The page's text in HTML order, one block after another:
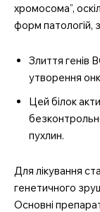
хромосома”,
форм патологій,
Злиття генів
утворення
Цей білок
пухлин.
Для лікування
генетичного
Основні